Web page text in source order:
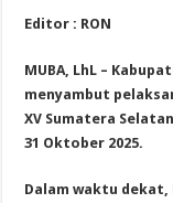
Editor : RON
MUBA, LhL –
menyambut
XV Sumatera
31 Oktober 2025.
Dalam waktu dekat,